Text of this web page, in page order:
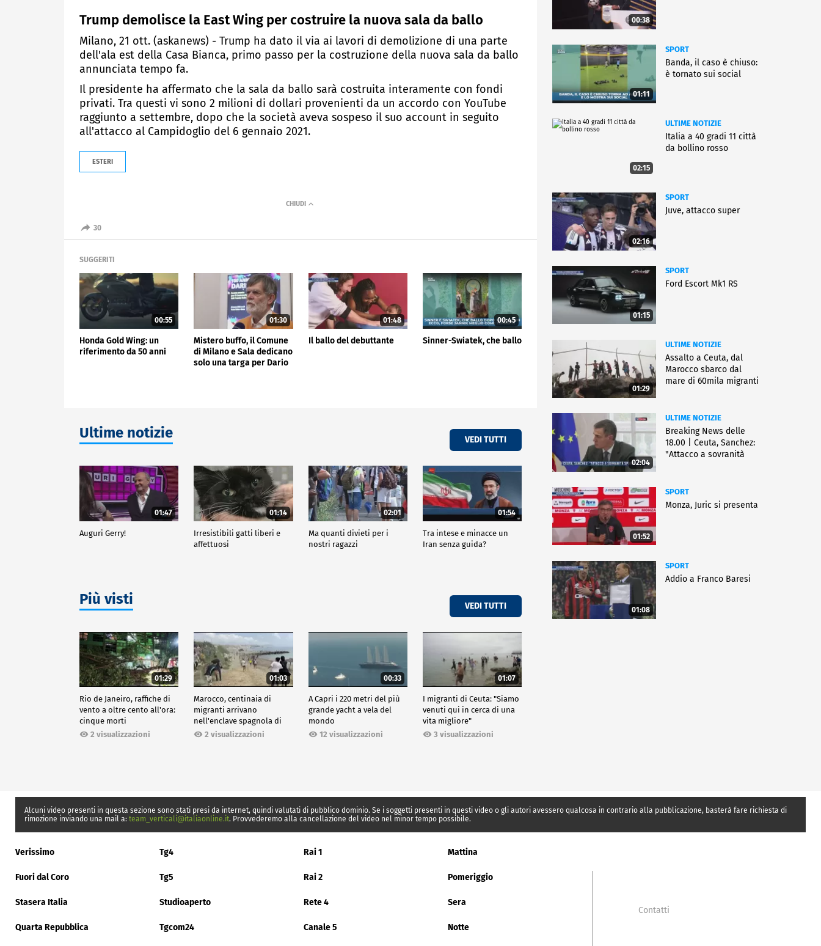
Trump demolisce la East Wing per costruire la nuova sala da ballo
Milano, 21 ott. (askanews) - Trump ha dato il via ai lavori di demolizione di una parte
dell'ala est della Casa Bianca, primo passo per la costruzione della nuova sala da ballo
annunciata tempo fa.
Il presidente ha affermato che la sala da ballo sarà costruita interamente con fondi
privati. Tra questi vi sono 2 milioni di dollari provenienti da un accordo con YouTube
raggiunto a settembre, dopo che la società aveva sospeso il suo account in seguito
all'attacco al Campidoglio del 6 gennaio 2021.
ESTERI
30
SUGGERITI
00:55
Honda Gold Wing: un
riferimento da 50 anni
01:30
Mistero buffo, il Comune
di Milano e Sala dedicano
solo una targa per Dario
01:48
Il ballo del debuttante
00:45
Sinner-Swiatek, che ballo
Ultime notizie VEDI TUTTI
01:47
Auguri Gerry!
01:14
Irresistibili gatti liberi e
affettuosi
02:01
Ma quanti divieti per i
nostri ragazzi
01:54
Tra intese e minacce un
Iran senza guida?
Più visti VEDI TUTTI
01:29
Rio de Janeiro, raffiche di
vento a oltre cento all'ora:
cinque morti
2 visualizzazioni
01:03
Marocco, centinaia di
migranti arrivano
nell'enclave spagnola di
Ceuta2 visualizzazioni
00:33
A Capri i 220 metri del più
grande yacht a vela del
mondo
12 visualizzazioni
01:07
I migranti di Ceuta: "Siamo
venuti qui in cerca di una
vita migliore"
3 visualizzazioni
00:38
01:11
SPORT
Banda, il caso è chiuso:
è tornato sui social
02:15
ULTIME NOTIZIE
Italia a 40 gradi 11 città
da bollino rosso
02:16
SPORT
Juve, attacco super
01:15
SPORT
Ford Escort Mk1 RS
01:29
ULTIME NOTIZIE
Assalto a Ceuta, dal
Marocco sbarco dal
mare di 60mila migranti
02:04
ULTIME NOTIZIE
Breaking News delle
18.00 | Ceuta, Sanchez:
"Attacco a sovranità
01:52
SPORT
Monza, Juric si presenta
01:08
SPORT
Addio a Franco Baresi
Alcuni video presenti in questa sezione sono stati presi da internet, quindi valutati di pubblico dominio. Se i soggetti presenti in questi video o gli autori avessero qualcosa in contrario alla pubblicazione, basterà fare richiesta di
rimozione inviando una mail a: team_verticali@italiaonline.it. Provvederemo alla cancellazione del video nel minor tempo possibile.
Verissimo Tg4 Rai 1 Mattina
Fuori dal Coro Tg5 Rai 2 Pomeriggio
Stasera Italia Studioaperto Rete 4 Sera
Quarta Repubblica Tgcom24 Canale 5 Notte
Contatti